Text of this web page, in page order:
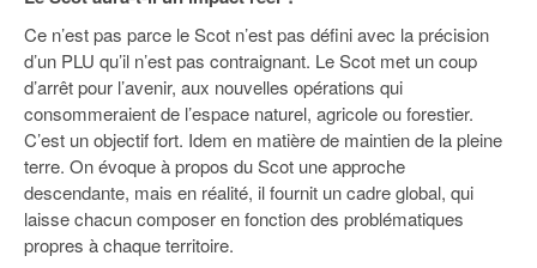
Ce n’est pas parce le Scot n’est pas défini avec la précision
d’un PLU qu’il n’est pas contraignant. Le Scot met un coup
d’arrêt pour l’avenir, aux nouvelles opérations qui
consommeraient de l’espace naturel, agricole ou forestier.
C’est un objectif fort. Idem en matière de maintien de la pleine
terre. On évoque à propos du Scot une approche
descendante, mais en réalité, il fournit un cadre global, qui
laisse chacun composer en fonction des problématiques
propres à chaque territoire.